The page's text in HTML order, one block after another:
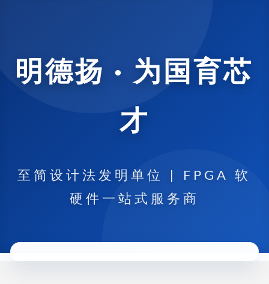
明德扬 · 为国育芯
才
至简设计法发明单位 | FPGA 软
硬件一站式服务商